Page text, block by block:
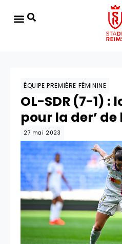
ÉQUIPE PREMIÈRE FÉMININE
OL-SDR (7-1)
pour la der’
27 mai 2023